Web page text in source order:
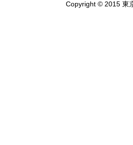
Copyright © 2015 東